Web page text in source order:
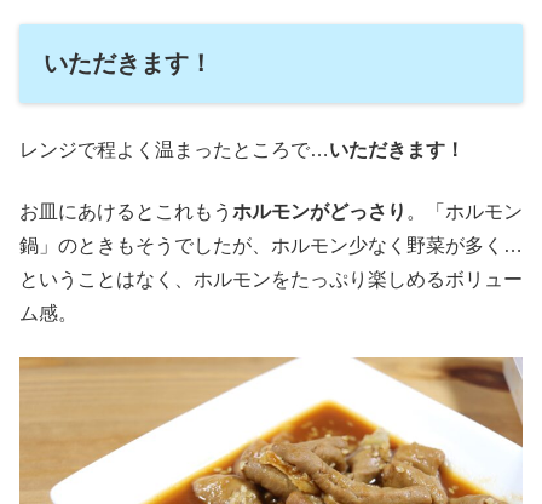
いただきます！
レンジで程よく温まったところで…いただきます！
お皿にあけるとこれもう ホルモンがどっさり 。「ホルモン
鍋」のときもそうでしたが、ホルモン少なく野菜が多く…
ということはなく、ホルモンをたっぷり楽しめるボリュー
ム感。